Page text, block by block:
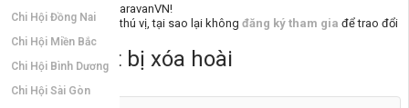
Chi Hội Đồng Nai
Chi Hội Miền Bắc
Chi Hội Bình Dương
Chi Hội Sài Gòn
Chào mừng đến với CaravanVN!
Nếu bạn thấy nơi đây thú vị, tại sao lại không đăng ký tham gia để trao đổi
cùng mọi người. :)
Hỏi Bài viết bị xóa hoài